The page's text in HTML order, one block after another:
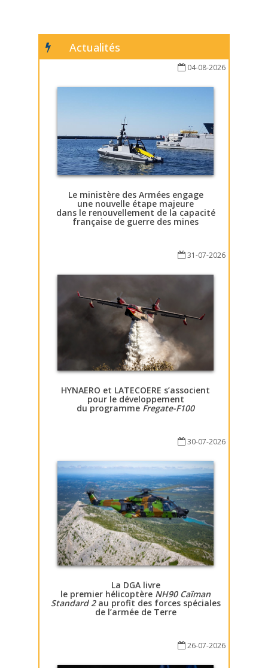
Actualités
04-08-2026
Le ministère des Armées engage
une nouvelle étape majeure
dans le renouvellement de la capacité
française de guerre des mines
31-07-2026
HYNAERO et LATECOERE s’associent
pour le développement
du programme Fregate-F100
30-07-2026
La DGA livre
le premier hélicoptère NH90 Caïman
Standard 2au profit des forces spéciales
de l’armée de Terre
26-07-2026